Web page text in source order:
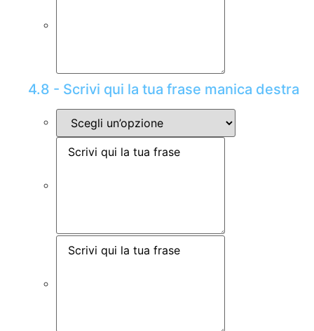
4.8 - Scrivi qui la tua frase manica destra